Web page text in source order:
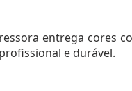
entrega cores
e durável.